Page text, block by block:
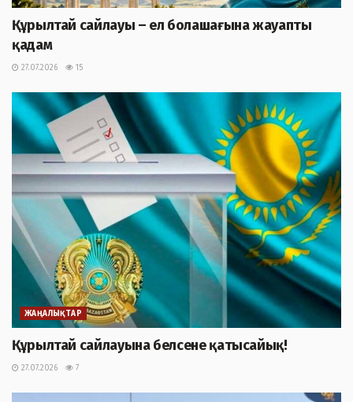
Құрылтай сайлауы – ел болашағына жауапты
қадам
27.07.2026 15
ЖАҢАЛЫҚТАР
Құрылтай сайлауына белсене қатысайық!
27.07.2026 7